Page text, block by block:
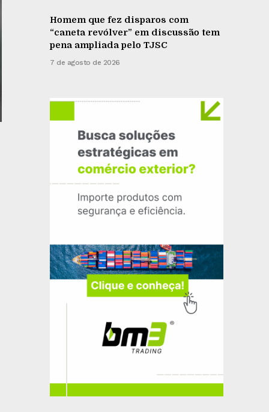
Homem que fez disparos com
“caneta revólver” em discussão tem
pena ampliada pelo TJSC
7 de agosto de 2026